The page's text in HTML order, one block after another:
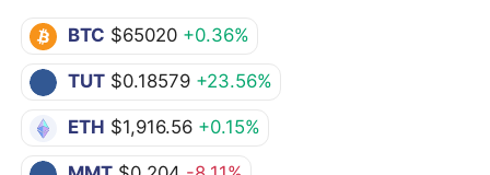
BTC $65020 +0.36%
TUT $0.18579 +23.56%
ETH $1,916.56 +0.15%